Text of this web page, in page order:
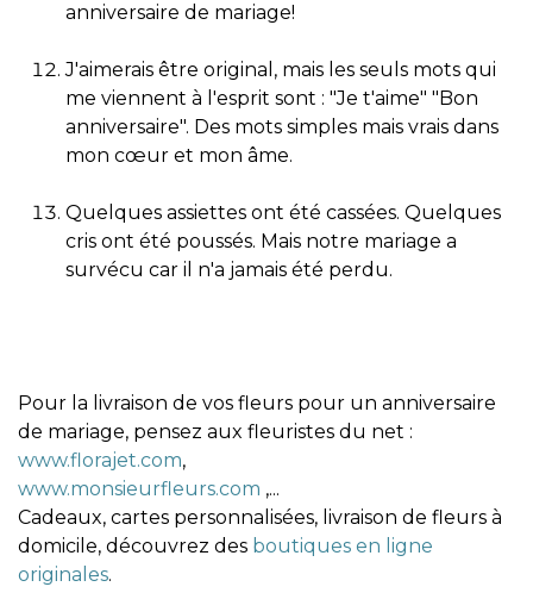
anniversaire de mariage!
J'aimerais être original, mais les seuls mots qui
me viennent à l'esprit sont : "Je t'aime" "Bon
anniversaire". Des mots simples mais vrais dans
mon cœur et mon âme.
Quelques assiettes ont été cassées. Quelques
cris ont été poussés. Mais notre mariage a
survécu car il n'a jamais été perdu.
Pour la livraison de vos fleurs pour un anniversaire
de mariage, pensez aux fleuristes du net :
www.florajet.com,
www.monsieurfleurs.com ,...
Cadeaux, cartes personnalisées, livraison de fleurs à
domicile, découvrez des boutiques en ligne
originales.